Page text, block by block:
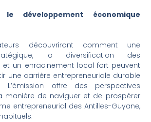
développement économique
découvriront comment une
la diversification des
et un enracinement local fort peuvent
une carrière entrepreneuriale durable
L’émission offre des perspectives
manière de naviguer et de prospérer
entrepreneurial des Antilles-Guyane,